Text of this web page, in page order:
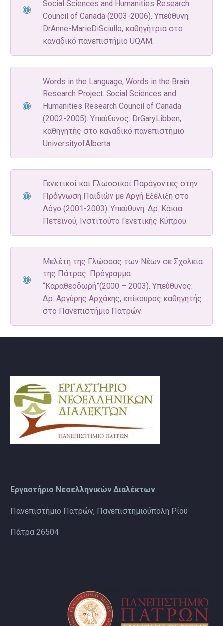
Social Sciences and Humanities Research
Council of Canada (2003-2006). Υπεύθυνη:
DrΑnne-MarieDiSciullo, καθηγήτρια στο
καναδικό πανεπιστήμιο UQAM.
Words in the Language, Words in the Brain
Research Project. Social Sciences and
Humanities Research Council of Canada
(2002-2005). Υπεύθυνος: DrGaryLibben,
καθηγητής στο καναδικό πανεπιστήμιο
UniversityofAlberta.
Γενετικοί και Γλωσσικοί Παράγοντες στην
Πρόγνωση Παιδιών με Αργή Εξέλιξη στο
Λόγο (2001-2003). Υπεύθυνη: Δρ. Κάκια
Πετεινού, Ινστιτούτο Γενετικής Κύπρου.
Μελέτη της Γλώσσας των Νέων σε Σχολεία
της Πάτρας. Πρόγραμμα
“Καραθεοδωρή”(2000 – 2003). Υπεύθυνος:
Δρ. Αργύρης Αρχάκης, επίκουρος καθηγητής
στο Πανεπιστήμιο Πατρών.
Εργαστήριο Νεοελληνικών Διαλέκτων
Πανεπιστήμιο Πατρών, Πανεπιστημιούπολη Ρίου
Πάτρα 26504